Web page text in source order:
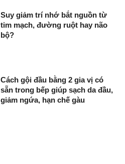
Suy giảm trí nhớ bắt nguồn từ
tim mạch, đường ruột hay não
bộ?
Cách gội đầu bằng 2 gia vị có
sẵn trong bếp giúp sạch da đầu,
giảm ngứa, hạn chế gàu